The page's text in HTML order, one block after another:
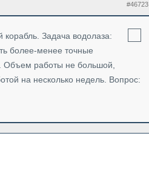
#46723
Задача водолаза:
более-менее точные
Объем работы не большой,
на несколько недель. Вопрос: